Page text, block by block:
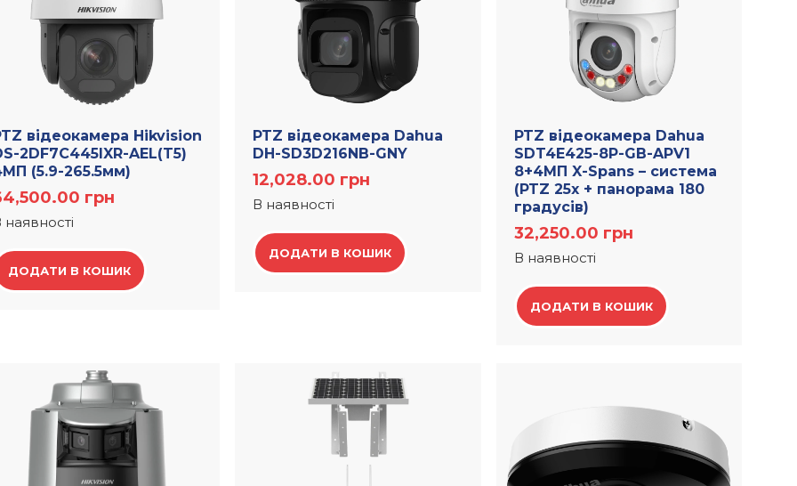
відеокамера Hikvision
2DF7C445IXR-AEL(T5)
(5.9-265.5мм)
грн
наявності
ДОДАТИ В КОШИК
PTZ відеокамера Dahua
DH-SD3D216NB-GNY
12,028.00 грн
В наявності
ДОДАТИ В КОШИК
PTZ відеокамера Dahua
SDT4E425-8P-GB-APV1
8+4МП X-Spans – система
(PTZ 25х + панорама 180
градусів)
32,250.00 грн
В наявності
ДОДАТИ В КОШИК